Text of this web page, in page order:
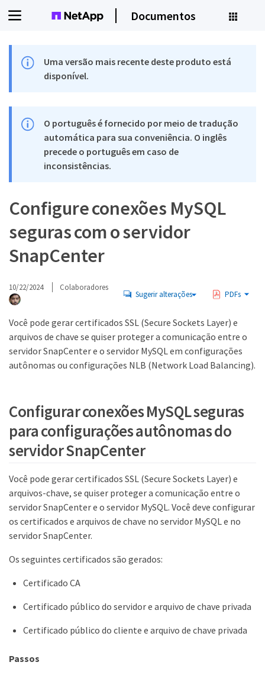
Documentos
Uma versão mais recente deste produto está
disponível.
O português é fornecido por meio de tradução
automática para sua conveniência. O inglês
precede o português em caso de
inconsistências.
Configure conexões MySQL
seguras com o servidor
SnapCenter
10/22/2024 Colaboradores
Sugerir alterações PDFs
Você pode gerar certificados SSL (Secure Sockets Layer) e
arquivos de chave se quiser proteger a comunicação entre o
servidor SnapCenter e o servidor MySQL em configurações
autônomas ou configurações NLB (Network Load Balancing).
Configurar conexões MySQL seguras
para configurações autônomas do
servidor SnapCenter
Você pode gerar certificados SSL (Secure Sockets Layer) e
arquivos-chave, se quiser proteger a comunicação entre o
servidor SnapCenter e o servidor MySQL. Você deve configurar
os certificados e arquivos de chave no servidor MySQL e no
servidor SnapCenter.
Os seguintes certificados são gerados:
Certificado CA
Certificado público do servidor e arquivo de chave privada
Certificado público do cliente e arquivo de chave privada
Passos